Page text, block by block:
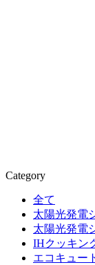
Category
全て
太陽光発電
太陽光発電
IHクッキン
エコキュー